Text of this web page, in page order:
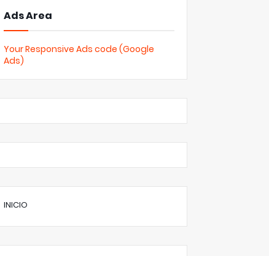
Ads Area
Your Responsive Ads code (Google
Ads)
INICIO